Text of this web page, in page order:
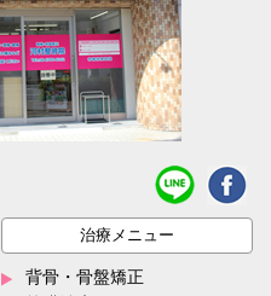
治療メニュー
背骨・骨盤矯正